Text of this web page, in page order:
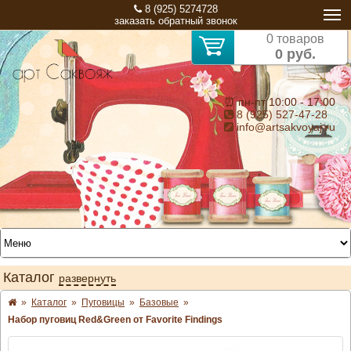
8 (925) 5274728
заказать обратный звонок
0 товаров
0 руб.
⏰ пн-пт 10:00 - 17:00
8 (925) 527-47-28
info@artsakvoyaj.ru
Каталог развернуть
» Каталог » Пуговицы » Базовые »
Набор пуговиц Red&Green от Favorite Findings